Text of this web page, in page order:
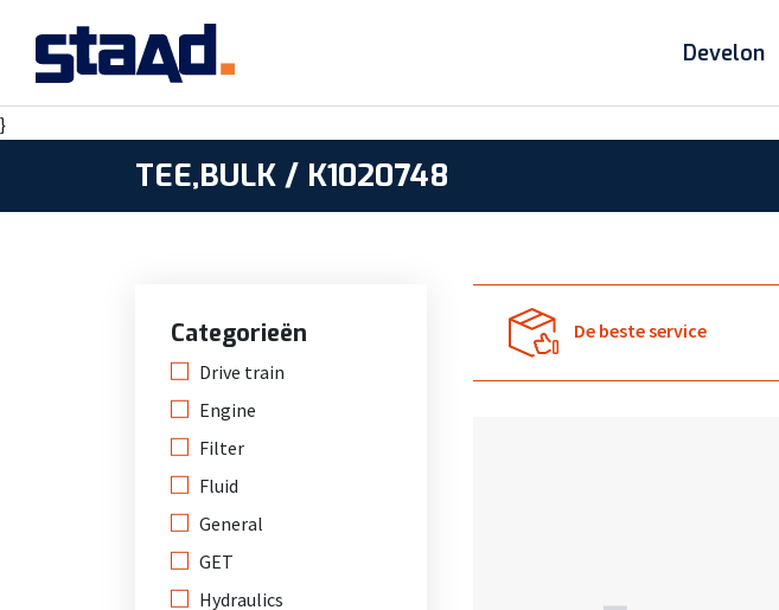
Develon
}
TEE,BULK / K1020748
Categorieën
Drive train
Engine
Filter
Fluid
General
GET
Hydraulics
De beste service